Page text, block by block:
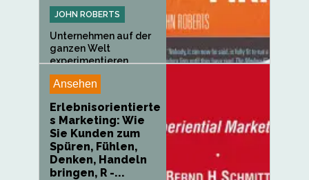
JOHN ROBERTS
Unternehmen auf der
ganzen Welt
experimentieren...
Ansehen
Erlebnisorientierte
s Marketing: Wie
Sie Kunden zum
Spüren, Fühlen,
Denken, Handeln
bringen, R -...